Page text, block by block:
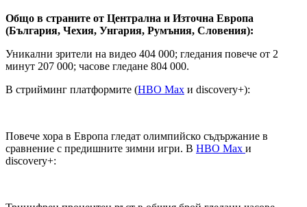
Общо в страните от Централна и Източна Европа
(България, Чехия, Унгария, Румъния, Словения):
Уникални зрители на видео 404 000; гледания повече от 2
минут 207 000; часове гледане 804 000.
В стрийминг платформите (HBO Max и discovery+):
Повече хора в Европа гледат олимпийско съдържание в
сравнение с предишните зимни игри. В HBO Max и
discovery+: